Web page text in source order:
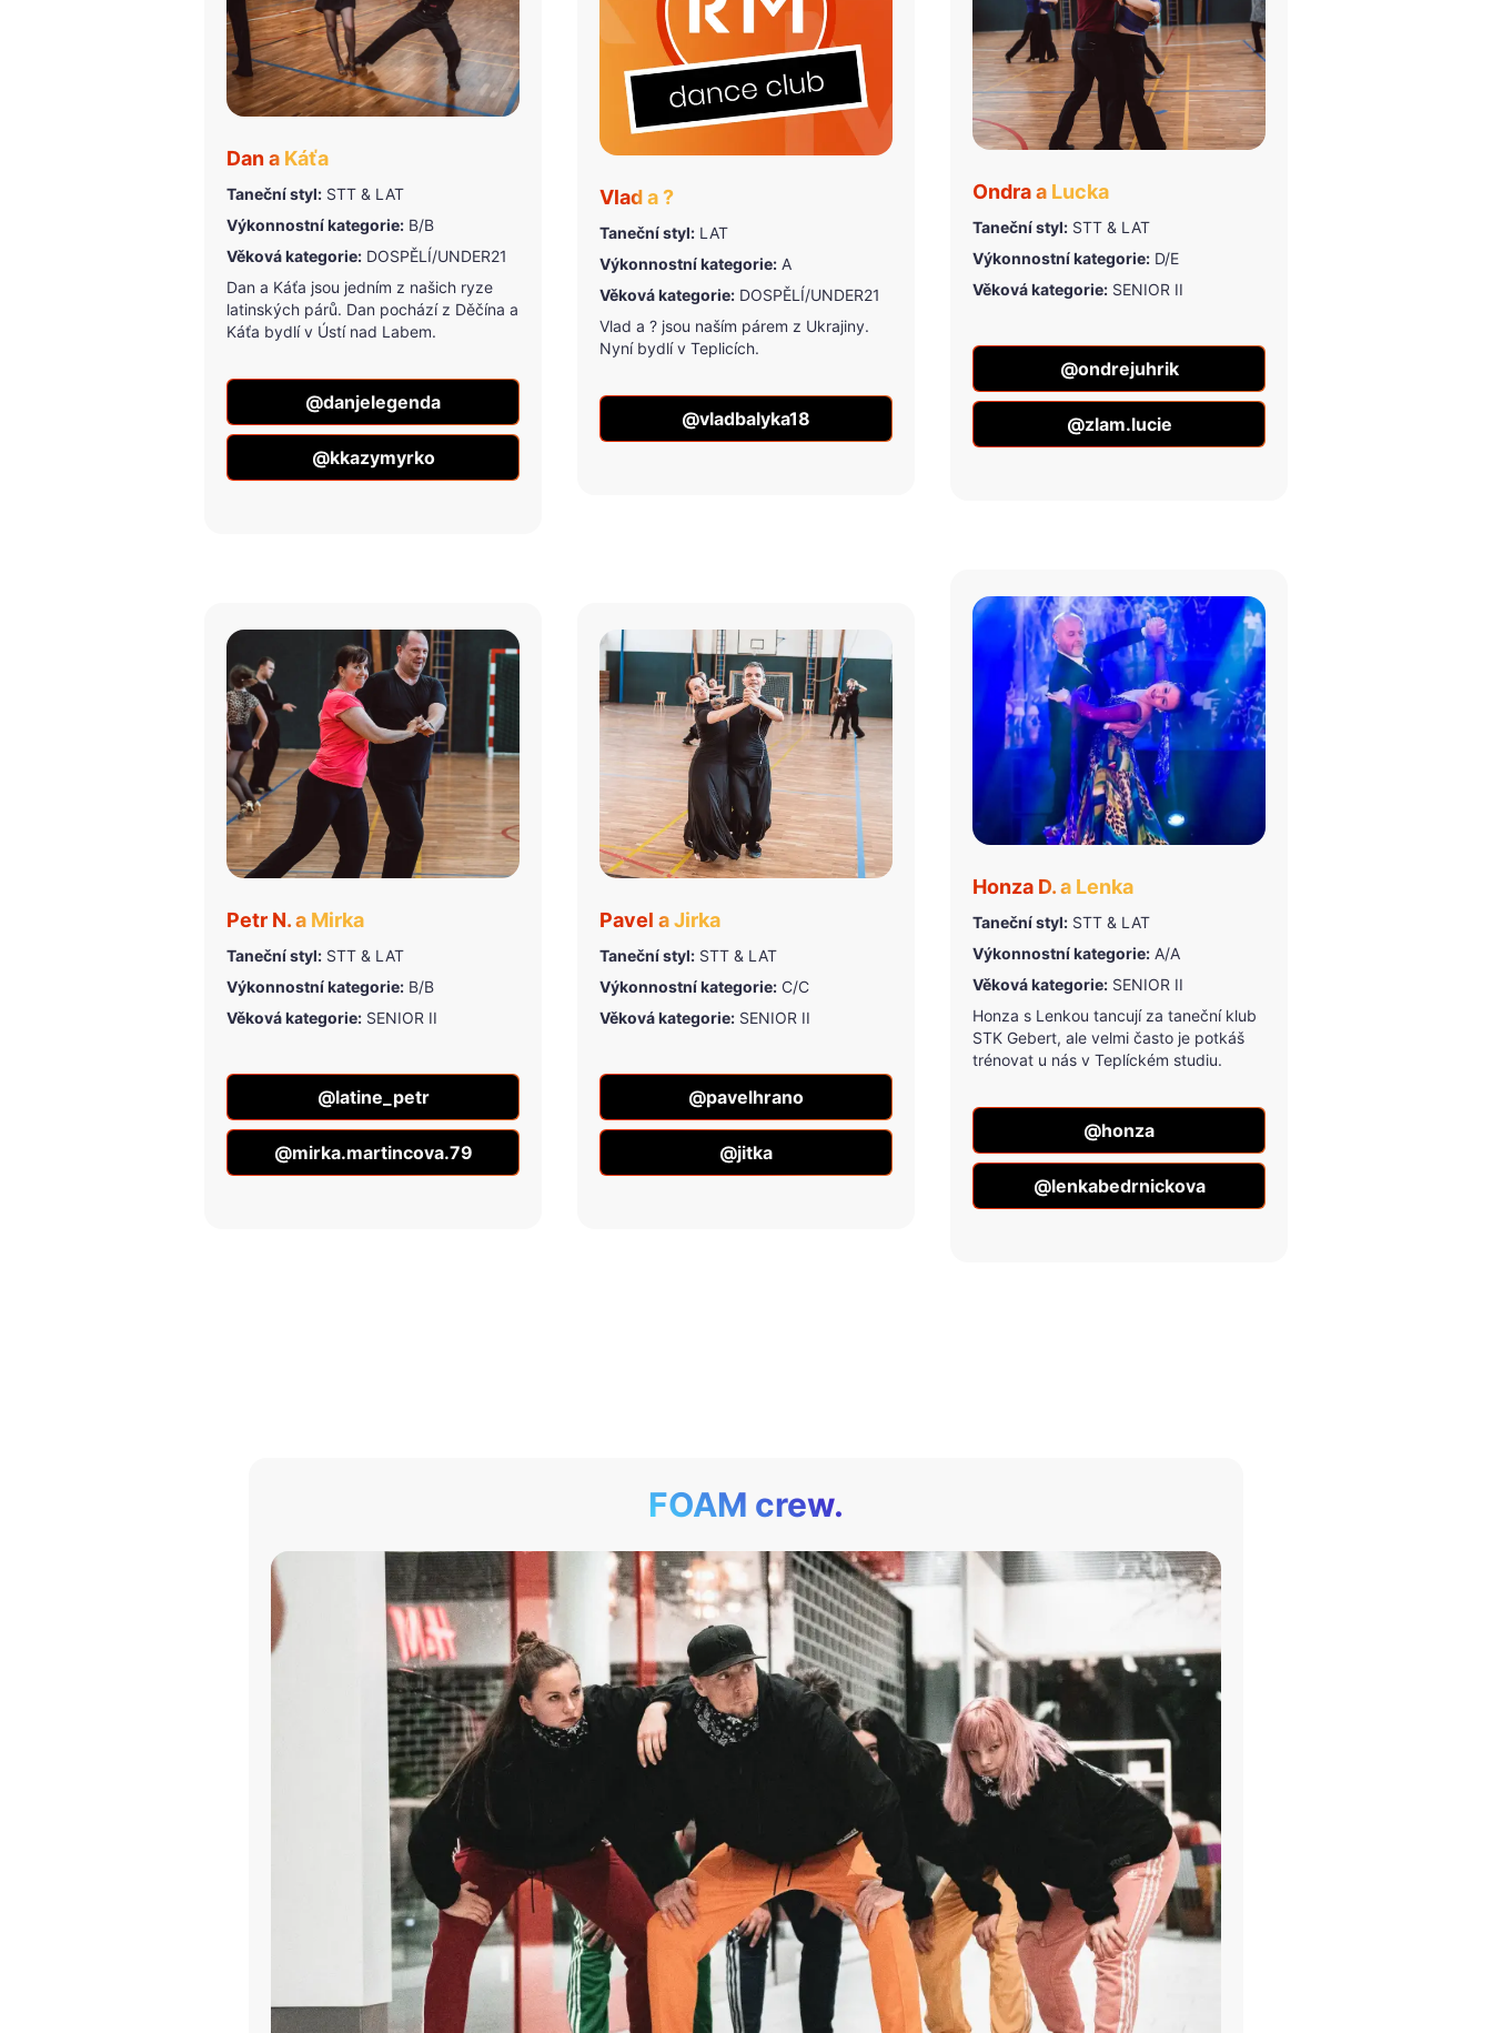
Dan a Káťa
Taneční styl: STT & LAT
Výkonnostní kategorie: B/B
Věková kategorie: DOSPĚLÍ/UNDER21
Dan a Káťa jsou jedním z našich ryze
latinských párů. Dan pochází z Děčína a
Káťa bydlí v Ústí nad Labem.
@danjelegenda
@kkazymyrko
Vlad a ?
Taneční styl: LAT
Výkonnostní kategorie: A
Věková kategorie: DOSPĚLÍ/UNDER21
Vlad a ? jsou naším párem z Ukrajiny.
Nyní bydlí v Teplicích.
@vladbalyka18
Ondra a Lucka
Taneční styl: STT & LAT
Výkonnostní kategorie: D/E
Věková kategorie: SENIOR II
@ondrejuhrik
@zlam.lucie
Petr N. a Mirka
Taneční styl: STT & LAT
Výkonnostní kategorie: B/B
Věková kategorie: SENIOR II
@latine_petr
@mirka.martincova.79
Pavel a Jirka
Taneční styl: STT & LAT
Výkonnostní kategorie: C/C
Věková kategorie: SENIOR II
@pavelhrano
@jitka
Honza D. a Lenka
Taneční styl: STT & LAT
Výkonnostní kategorie: A/A
Věková kategorie: SENIOR II
Honza s Lenkou tancují za taneční klub
STK Gebert, ale velmi často je potkáš
trénovat u nás v Teplíckém studiu.
@honza
@lenkabedrnickova
FOAM crew.